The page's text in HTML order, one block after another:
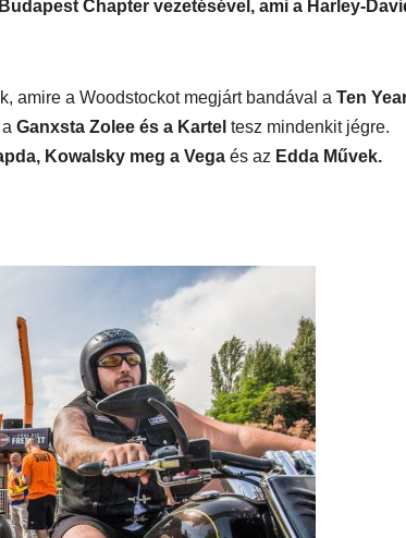
Chapter vezetésével, ami a Harley-
amire a Woodstockot megjárt bandával a Ten
Ganxsta Zolee és a Kartel tesz mindenkit jégre.
Kowalsky meg a Vega és az Edda Művek.
teszt
Cubes
&
Melissa
AUDIO MŰSZAKI AUDIO